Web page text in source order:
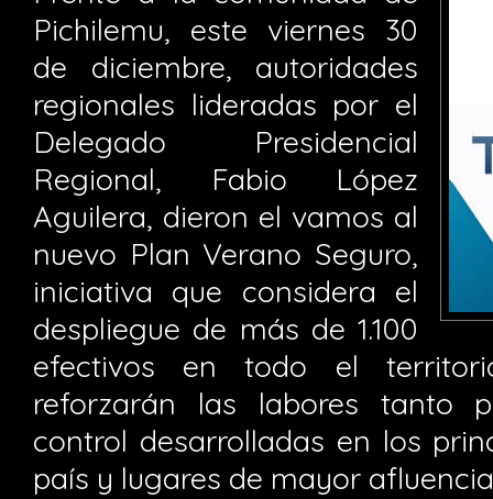
Pichilemu, este viernes 30
de diciembre, autoridades
regionales lideradas por el
Delegado Presidencial
Regional, Fabio López
Aguilera, dieron el vamos al
nuevo Plan Verano Seguro,
iniciativa que considera el
despliegue de más de 1.100
efectivos en todo el
reforzarán las labores tanto
control desarrolladas en los
país y lugares de mayor